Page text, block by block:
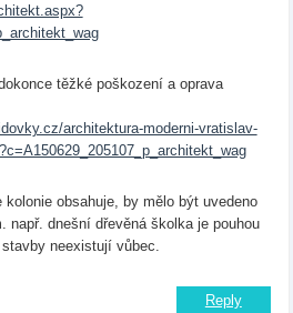
těžké poškození a oprava
architektura-moderni-vratislav-
obsahuje, by mělo být uvedeno
např. dnešní dřevěná školka je pouhou
neexistují vůbec.
Reply